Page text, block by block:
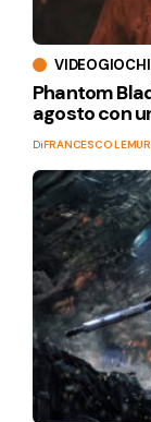
VIDEOGIOCHI
Phantom
agosto con
DiFRANCESCO